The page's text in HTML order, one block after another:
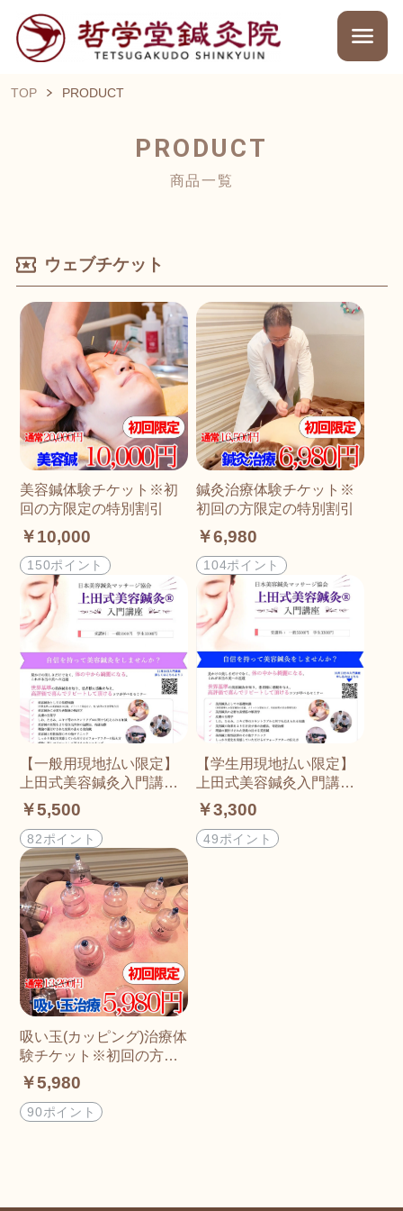
TOP PRODUCT
PRODUCT
商品一覧
ウェブチケット
美容鍼体験チケット※初
回の方限定の特別割引
￥10,000
150ポイント
鍼灸治療体験チケット※
初回の方限定の特別割引
￥6,980
104ポイント
【一般用現地払い限定】
上田式美容鍼灸入門講座
チケット
￥5,500
82ポイント
【学生用現地払い限定】
上田式美容鍼灸入門講座
チケット
￥3,300
49ポイント
吸い玉(カッピング)治療体
験チケット※初回の方限
定の特別割引
￥5,980
90ポイント